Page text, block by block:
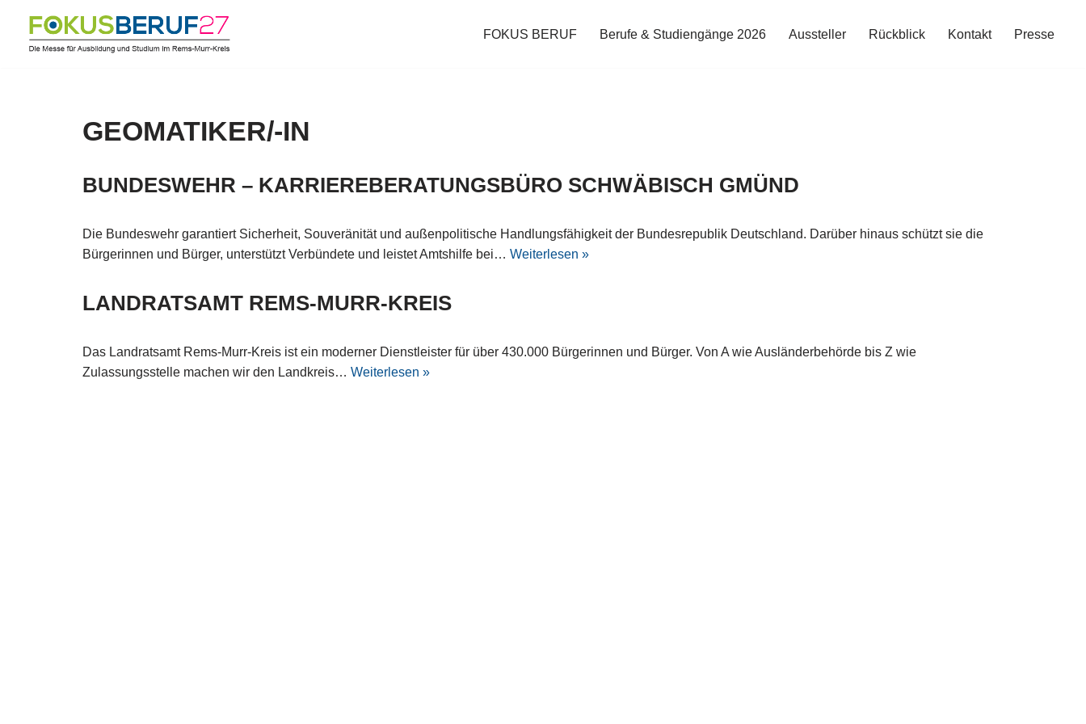
Zum
FOKUS BERUF Berufe & Studiengänge 2026 Aussteller Rückblick Kontakt Presse
GEOMATIKER/-IN
BUNDESWEHR – KARRIEREBERATUNGSBÜRO SCHWÄBISCH GMÜND
Die Bundeswehr garantiert Sicherheit, Souveränität und außenpolitische Handlungsfähigkeit der Bundesrepublik Deutschland. Darüber hinaus schützt sie die
Bürgerinnen und Bürger, unterstützt Verbündete und leistet Amtshilfe bei… Weiterlesen »
LANDRATSAMT REMS-MURR-KREIS
Das Landratsamt Rems-Murr-Kreis ist ein moderner Dienstleister für über 430.000 Bürgerinnen und Bürger. Von A wie Ausländerbehörde bis Z wie
Zulassungsstelle machen wir den Landkreis… Weiterlesen »